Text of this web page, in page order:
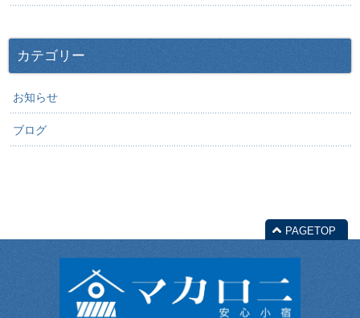
カテゴリー
お知らせ
ブログ
PAGETOP